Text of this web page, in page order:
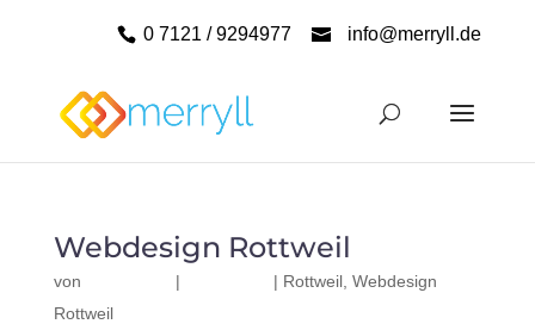
0 7121 / 9294977 info@merryll.de
Webdesign Rottweil
von | | Rottweil, Webdesign
Rottweil